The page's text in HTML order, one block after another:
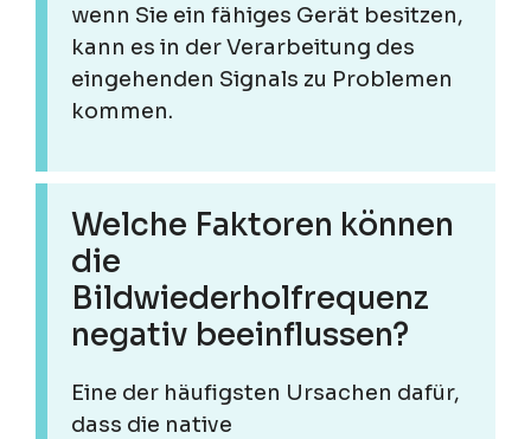
wenn Sie ein fähiges Gerät besitzen,
kann es in der Verarbeitung des
eingehenden Signals zu Problemen
kommen.
Welche Faktoren können
die
Bildwiederholfrequenz
negativ beeinflussen?
Eine der häufigsten Ursachen dafür,
dass die native